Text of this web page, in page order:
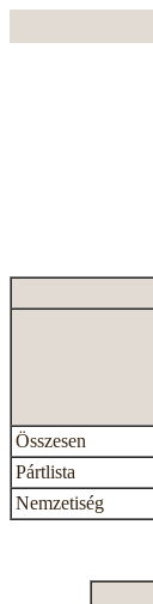
Összesen
Pártlista
Nemzetiség